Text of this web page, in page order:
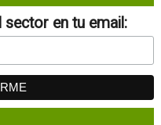
sector en tu email: